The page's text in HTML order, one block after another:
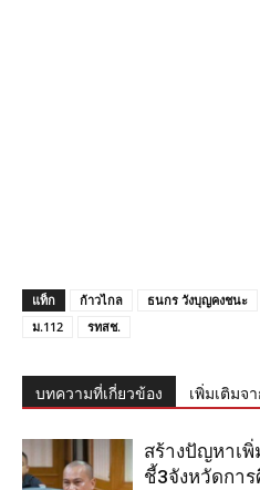
แท็ก ก้าวไกล ธนกร วังบุญคงชนะ
ม.112
รทสช.
บทความที่เกี่ยวข้อง เพิ่มเติมจ
สร้างปัญหาเ
ชี้3จังหวัดกา